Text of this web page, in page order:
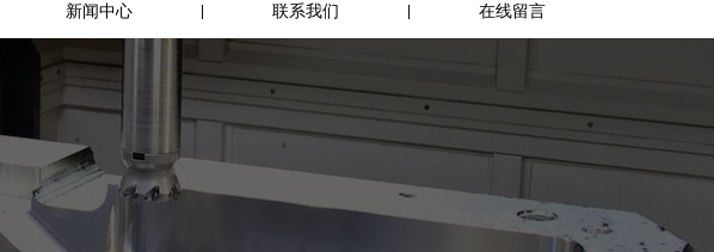
新闻中心 | 联系我们 | 在线留言